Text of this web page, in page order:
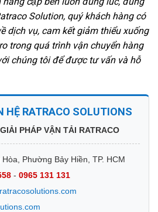
Solution, quý khách hàng có
dịch vụ, cam kết giảm thiểu xuống
trong quá trình vận chuyển hàng
chúng tôi để được tư vấn và hỗ
HỆ RATRACO SOLUTIONS
PHÁP VẬN TẢI RATRACO
Phường Bảy Hiền, TP. HCM
- 0965 131 131